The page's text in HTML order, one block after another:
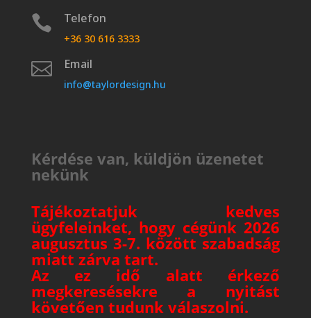
 Telefon
+36 30 616 3333
 Email
info@taylordesign.hu
Kérdése van, küldjön üzenetet
nekünk
Tájékoztatjuk kedves
ügyfeleinket, hogy cégünk 2026
augusztus 3-7. között szabadság
miatt zárva tart.
Az ez idő alatt érkező
megkeresésekre a nyitást
követően tudunk válaszolni.